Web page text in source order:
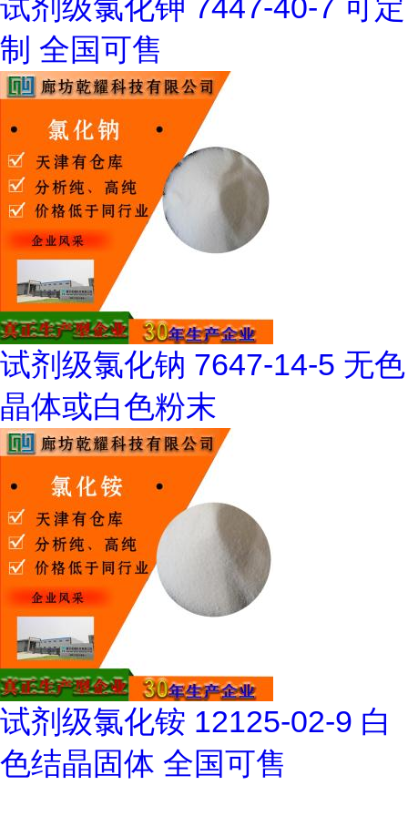
试剂级氯化钾 7447-40-7 可定
制 全国可售
试剂级氯化钠 7647-14-5 无色
晶体或白色粉末
试剂级氯化铵 12125-02-9 白
色结晶固体 全国可售